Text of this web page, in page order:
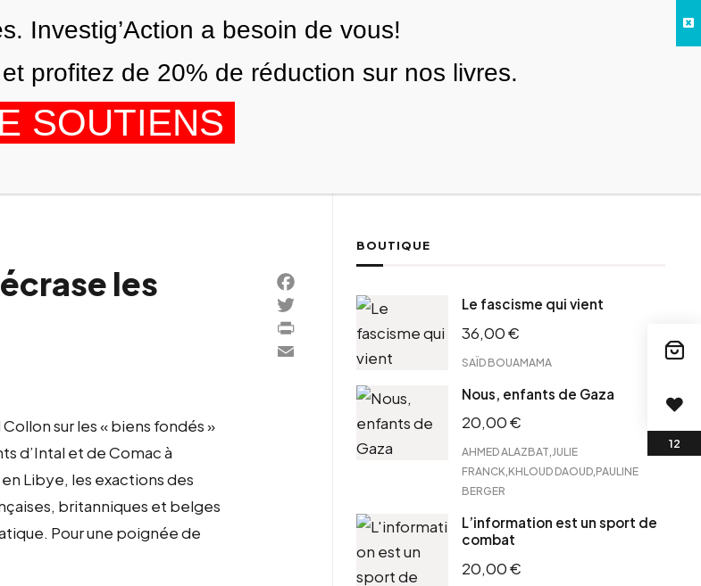
AGENDA
les
sur les « biens fondés »
d’Intal et de Comac à
Libye, les exactions des
britanniques et belges
Pour une poignée de
Facebook
Twitter
PrintFriendly
Email
BOUTIQUE
Le fascisme qui vient
36,00€
SAÏD BOUAMAMA
Nous, enfants de Gaza
20,00€
AHMED ALAZBAT JULIE
FRANCK KHLOUD DAOUD PAULINE
BERGER
L’information est un sport de
combat
20,00€
Investig’Action a besoin de vous!
profitez de 20% de réduction sur nos livres.
SOUTIENS